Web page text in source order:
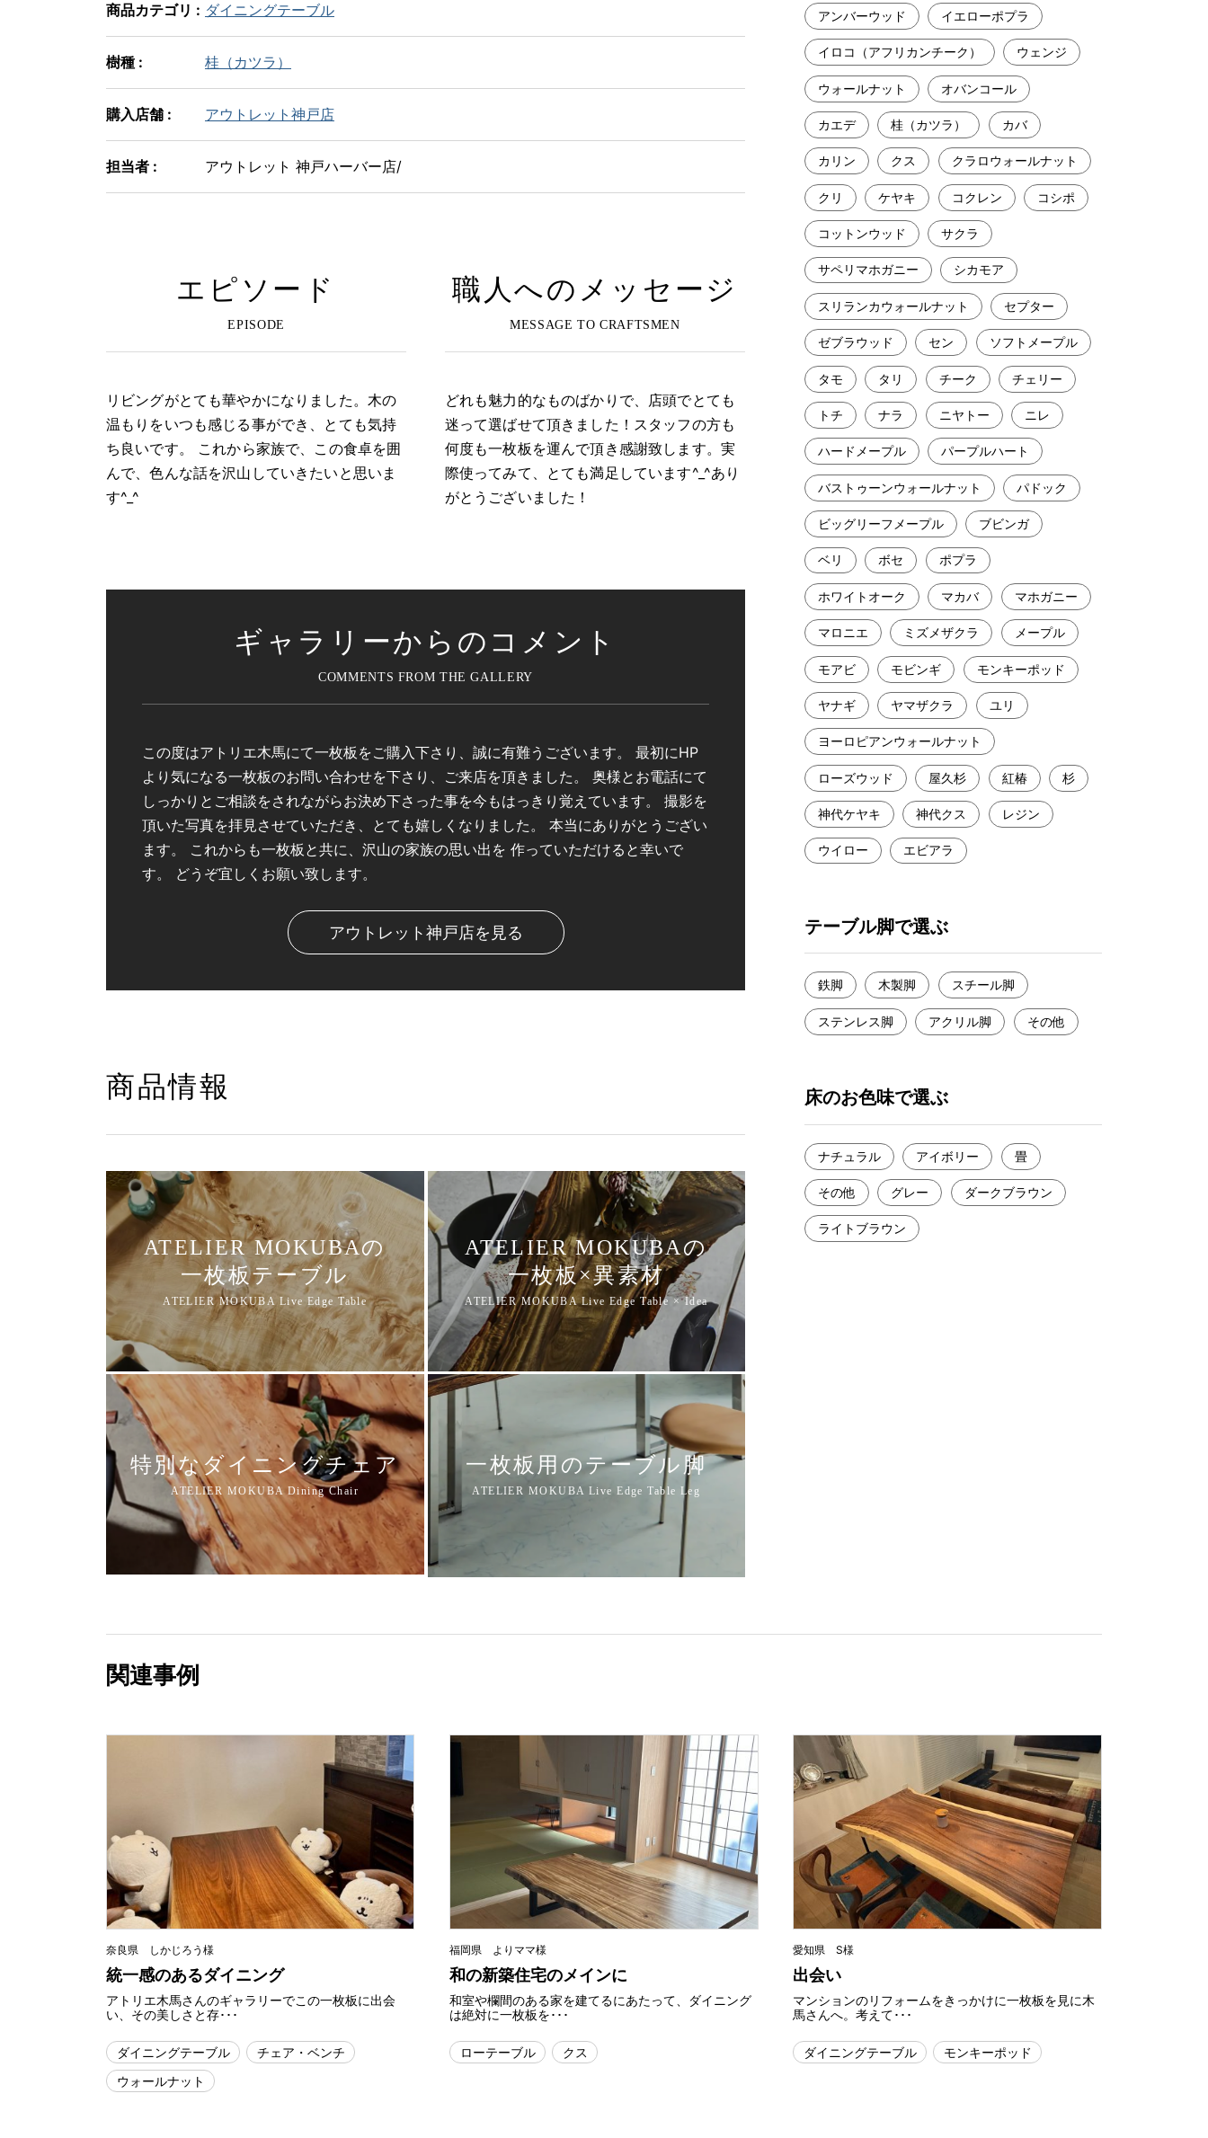
商品カテゴリ : ダイニングテーブル
樹種 : 桂（カツラ）
購入店舗 : アウトレット神戸店
担当者 : アウトレット 神戸ハーバー店/
エピソード
リビングがとても華やかになりました。木の
温もりをいつも感じる事ができ、とても気持
ち良いです。 これから家族で、この食卓を囲
んで、色んな話を沢山していきたいと思いま
す^_^
職人へのメッセージ
どれも魅力的なものばかりで、店頭でとても
迷って選ばせて頂きました！スタッフの方も
何度も一枚板を運んで頂き感謝致します。実
際使ってみて、とても満足しています^_^あり
がとうございました！
ギャラリーからのコメント
この度はアトリエ木馬にて一枚板をご購入下さり、誠に有難うございます。 最初にHP
より気になる一枚板のお問い合わせを下さり、ご来店を頂きました。 奥様とお電話にて
しっかりとご相談をされながらお決め下さった事を今もはっきり覚えています。 撮影を
頂いた写真を拝見させていただき、とても嬉しくなりました。 本当にありがとうござい
ます。 これからも一枚板と共に、沢山の家族の思い出を 作っていただけると幸いで
す。 どうぞ宜しくお願い致します。
アウトレット神戸店を見る
商品情報
ATELIER MOKUBAの
一枚板テーブル
ATELIER MOKUBAの
一枚板×異素材
特別なダイニングチェア 一枚板用のテーブル脚
アンバーウッド イエローポプラ
イロコ（アフリカンチーク） ウェンジ
ウォールナット オバンコール
カエデ 桂（カツラ） カバ
カリン クス クラロウォールナット
クリ ケヤキ コクレン コシポ
コットンウッド サクラ
サペリマホガニー シカモア
スリランカウォールナット セプター
ゼブラウッド セン ソフトメープル
タモ タリ チーク チェリー
トチ ナラ ニヤトー ニレ
ハードメープル パープルハート
バストゥーンウォールナット パドック
ビッグリーフメープル ブビンガ
ベリ ボセ ポプラ
ホワイトオーク マカバ マホガニー
マロニエ ミズメザクラ メープル
モアビ モビンギ モンキーポッド
ヤナギ ヤマザクラ ユリ
ヨーロピアンウォールナット
ローズウッド 屋久杉 紅椿 杉
神代ケヤキ 神代クス レジン
ウイロー エビアラ
テーブル脚で選ぶ
鉄脚 木製脚 スチール脚
ステンレス脚 アクリル脚 その他
床のお色味で選ぶ
ナチュラル アイボリー 畳
その他 グレー ダークブラウン
ライトブラウン
関連事例
奈良県 しかじろう様
統一感のあるダイニング
アトリエ木馬さんのギャラリーでこの一枚板に出会
い、その美しさと存･･･
ダイニングテーブル
チェア・ベンチ
ウォールナット
福岡県 よりママ様
和の新築住宅のメインに
和室や欄間のある家を建てるにあたって、ダイニング
は絶対に一枚板を･･･
ローテーブル クス
愛知県 S様
出会い
マンションのリフォームをきっかけに一枚板を見に木
馬さんへ。考えて･･･
ダイニングテーブル モンキーポッド